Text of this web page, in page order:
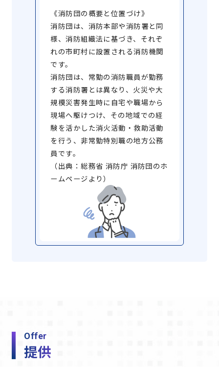
《消防団の概要と位置づけ》
消防団は、消防本部や消防署と同
様、消防組織法に基づき、それぞ
れの市町村に設置される消防機関
です。
消防団は、常勤の消防職員が勤務
する消防署とは異なり、火災や大
規模災害発生時に自宅や職場から
現場へ駆けつけ、その地域での経
験を活かした消火活動・救助活動
を行う、非常勤特別職の地方公務
員です。
（出典：総務省 消防庁 消防団のホ
ームページより）
Offer
提供